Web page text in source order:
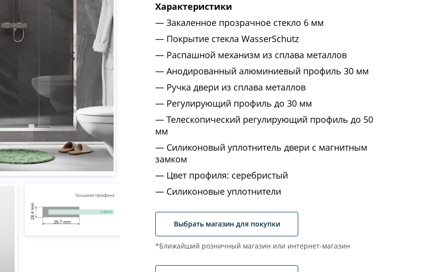
Характеристики
Закаленное прозрачное стекло 6 мм
Покрытие стекла WasserSchutz
Распашной механизм из сплава металлов
Анодированный алюминиевый профиль 30 мм
Ручка двери из сплава металлов
Регулирующий профиль до 30 мм
Телескопический регулирующий профиль до 50
мм
Силиконовый уплотнитель двери с магнитным
замком
Цвет профиля: серебристый
Силиконовые уплотнители
Выбрать магазин для покупки
*Ближайший розничный магазин или интернет-магазин